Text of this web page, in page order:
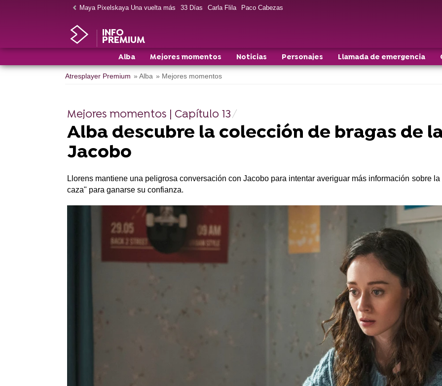
Maya Pixelskaya Una vuelta más 33 Días Carla Flila Paco Cabezas
INFO
PREMIUM
Alba Mejores momentos Noticias Personajes Llamada de emergencia
Atresplayer Premium » Alba » Mejores momentos
Mejores momentos | Capítulo 13
Alba descubre la colección de bragas de
Jacobo
Llorens mantiene una peligrosa conversación con Jacobo para intentar averiguar más información sobre
caza" para ganarse su confianza.
WhatsappFacebook
Twitter